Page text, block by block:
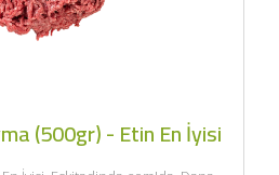
(500gr) - Etin En İyisi